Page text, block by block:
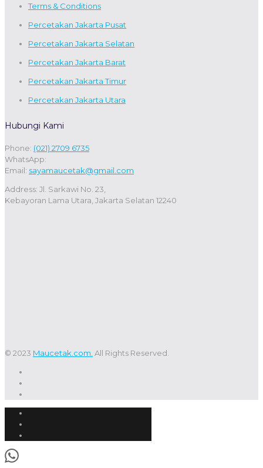
Terms & Conditions
Percetakan Jakarta Pusat
Percetakan Jakarta Selatan
Percetakan Jakarta Barat
Percetakan Jakarta Timur
Percetakan Jakarta Utara
Hubungi Kami
Phone: (021) 2709 6735
WhatsApp:
Email: sayamaucetak@gmail.com
Address: Jl. Sarkawi No. 23,
Kebayoran Lama Utara, Jakarta Selatan 12240
© 2023 Maucetak.com. All Rights Reserved.